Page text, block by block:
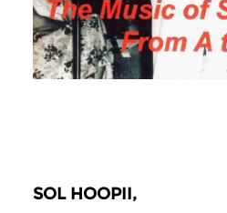
SOL HOOPII,